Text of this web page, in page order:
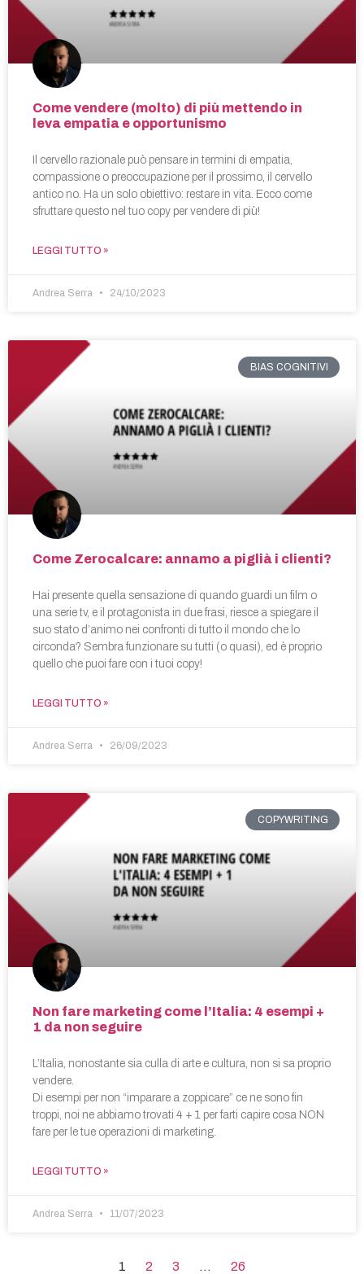
Come vendere (molto) di più mettendo in
leva empatia e opportunismo
Il cervello razionale può pensare in termini di empatia,
compassione o preoccupazione per il prossimo, il cervello
antico no. Ha un solo obiettivo: restare in vita. Ecco come
sfruttare questo nel tuo copy per vendere di più!
LEGGI TUTTO »
Andrea Serra 24/10/2023
BIAS COGNITIVI
Come Zerocalcare: annamo a piglià i clienti?
Hai presente quella sensazione di quando guardi un film o
una serie tv, e il protagonista in due frasi, riesce a spiegare il
suo stato d’animo nei confronti di tutto il mondo che lo
circonda? Sembra funzionare su tutti (o quasi), ed è proprio
quello che puoi fare con i tuoi copy!
LEGGI TUTTO »
Andrea Serra 26/09/2023
COPYWRITING
Non fare marketing come l’Italia: 4 esempi +
1 da non seguire
L’Italia, nonostante sia culla di arte e cultura, non si sa proprio
vendere.
Di esempi per non “imparare a zoppicare” ce ne sono fin
troppi, noi ne abbiamo trovati 4 + 1 per farti capire cosa NON
fare per le tue operazioni di marketing.
LEGGI TUTTO »
Andrea Serra 11/07/2023
1 2 3 … 26